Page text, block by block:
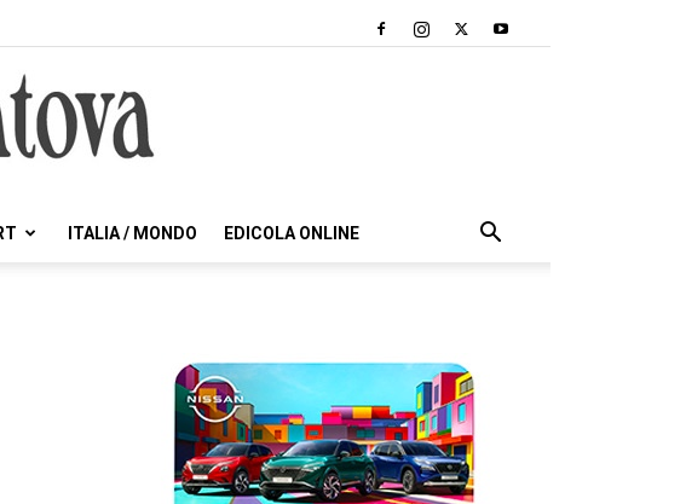
ITALIA / MONDO EDICOLA ONLINE